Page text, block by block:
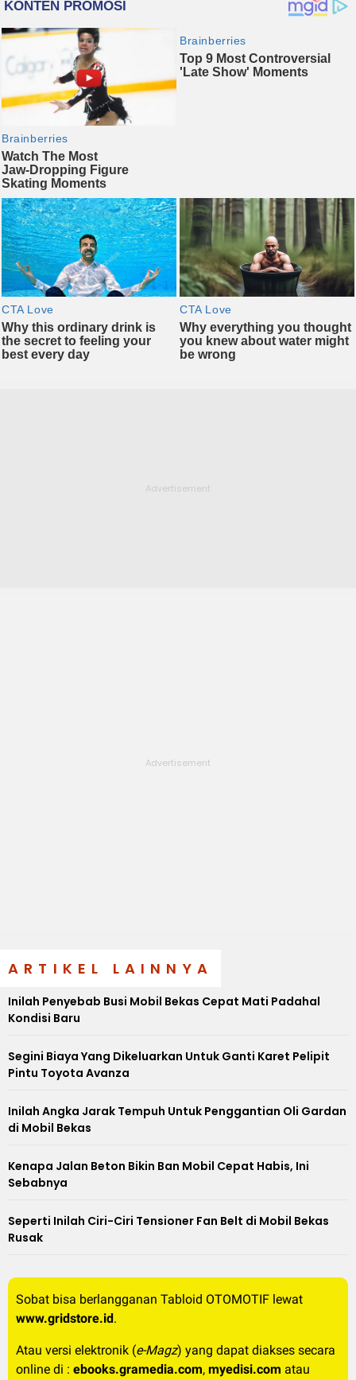
ARTIKEL LAINNYA
Inilah Penyebab Busi Mobil Bekas Cepat Mati Padahal
Kondisi Baru
Segini Biaya Yang Dikeluarkan Untuk Ganti Karet Pelipit
Pintu Toyota Avanza
Inilah Angka Jarak Tempuh Untuk Penggantian Oli Gardan
di Mobil Bekas
Kenapa Jalan Beton Bikin Ban Mobil Cepat Habis, Ini
Sebabnya
Seperti Inilah Ciri-Ciri Tensioner Fan Belt di Mobil Bekas
Rusak
Sobat bisa berlangganan Tabloid OTOMOTIF lewat
www.gridstore.id .
Atau versi elektronik (e-Magz) yang dapat diakses secara
online di : ebooks.gramedia.com, myedisi.com atau